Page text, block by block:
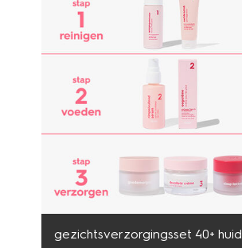
gezichtsverzorgingsset 40+ huid